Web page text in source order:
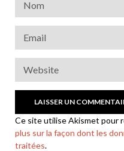
Ce site utilise Akismet pour
plus sur la façon dont les
traitées.